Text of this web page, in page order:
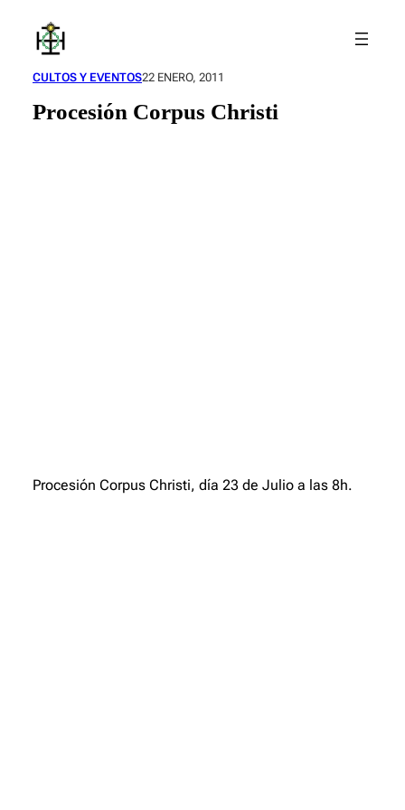
contenido
CULTOS Y EVENTOS22 ENERO, 2011
Procesión Corpus Christi
Procesión Corpus Christi, día 23 de Julio a las 8h.